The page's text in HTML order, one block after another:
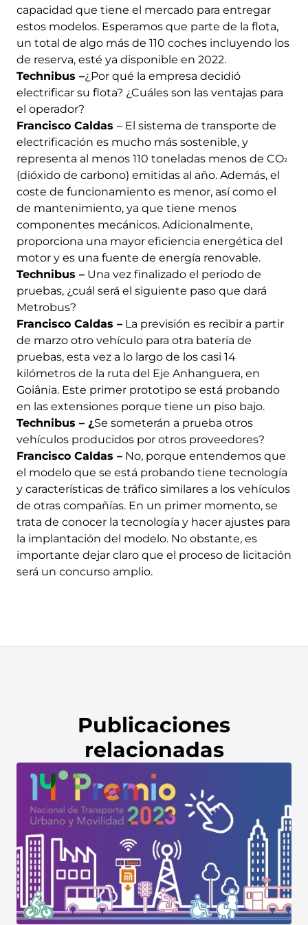
capacidad que tiene el mercado para entregar
estos modelos. Esperamos que parte de la flota,
un total de algo más de 110 coches incluyendo los
de reserva, esté ya disponible en 2022.
Technibus –¿Por qué la empresa decidió
electrificar su flota? ¿Cuáles son las ventajas para
el operador?
Francisco Caldas – El sistema de transporte de
electrificación es mucho más sostenible, y
representa al menos 110 toneladas menos de CO²
(dióxido de carbono) emitidas al año. Además, el
coste de funcionamiento es menor, así como el
de mantenimiento, ya que tiene menos
componentes mecánicos. Adicionalmente,
proporciona una mayor eficiencia energética del
motor y es una fuente de energía renovable.
Technibus – Una vez finalizado el periodo de
pruebas, ¿cuál será el siguiente paso que dará
Metrobus?
Francisco Caldas – La previsión es recibir a partir
de marzo otro vehículo para otra batería de
pruebas, esta vez a lo largo de los casi 14
kilómetros de la ruta del Eje Anhanguera, en
Goiânia. Este primer prototipo se está probando
en las extensiones porque tiene un piso bajo.
Technibus – ¿Se someterán a prueba otros
vehículos producidos por otros proveedores?
Francisco Caldas – No, porque entendemos que
el modelo que se está probando tiene tecnología
y características de tráfico similares a los vehículos
de otras compañías. En un primer momento, se
trata de conocer la tecnología y hacer ajustes para
la implantación del modelo. No obstante, es
importante dejar claro que el proceso de licitación
será un concurso amplio.
Publicaciones
relacionadas